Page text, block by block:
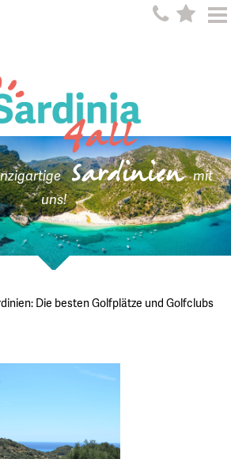
Sardinien mit
uns!
Die besten Golfplätze und Golfclubs